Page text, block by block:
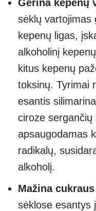
Gerina kepenų
sėklų vartojimas
kepenų ligas,
alkoholinį
kitus kepenų
toksinų. Tyrimai
esantis
ciroze
apsaugodamas
radikalų,
alkoholį.
Mažina
sėklose esantys